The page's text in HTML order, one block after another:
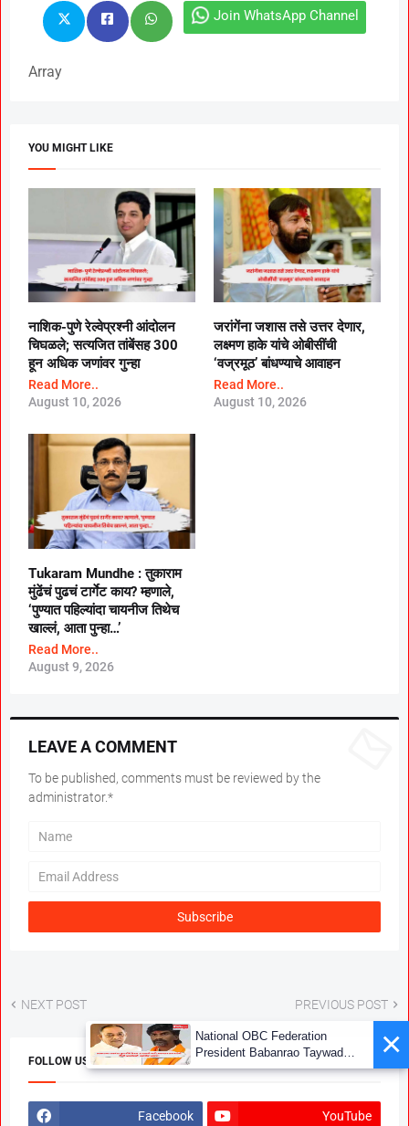
Join WhatsApp Channel
Array
YOU MIGHT LIKE
नाशिक-पुणे रेल्वेप्रश्नी आंदोलन
चिघळले; सत्यजित तांबेंसह 300
हून अधिक जणांवर गुन्हा
Read More..
August 10, 2026
जरांगेंना जशास तसे उत्तर देणार,
लक्ष्मण हाके यांचे ओबीसींची
‘वज्रमूठ’ बांधण्याचे आवाहन
Read More..
August 10, 2026
Tukaram Mundhe : तुकाराम
मुंढेंचं पुढचं टार्गेट काय? म्हणाले,
‘पुण्यात पहिल्यांदा चायनीज तिथेच
खाल्लं, आता पुन्हा…’
Read More..
August 9, 2026
LEAVE A COMMENT
To be published, comments must be reviewed by the
administrator.*
NEXT POST PREVIOUS POST
FOLLOW US
Facebook YouTube
×
National OBC Federation
President Babanrao Taywade
Claims Only 27 Kunbi
Marathwada After September 2
GR; Alarming News for Mano